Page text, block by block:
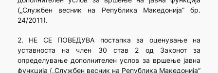
(„Службен весник на Република Македонија” бр.
24/2011).
2. НЕ СЕ ПОВЕДУВА постапка за оценување на
уставноста на член 30 став 2 од Законот за
определување дополнителен услов за вршење јавна
функција („Службен весник на Република Македонија”